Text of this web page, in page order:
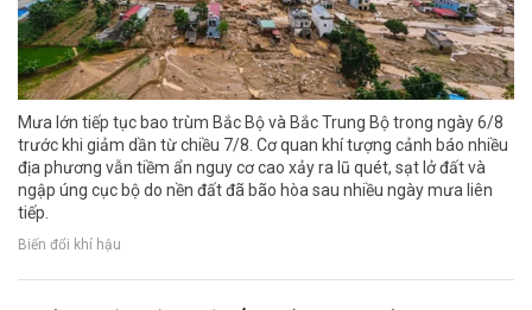
Mưa lớn tiếp tục bao trùm Bắc Bộ và Bắc Trung Bộ trong ngày 6/8
trước khi giảm dần từ chiều 7/8. Cơ quan khí tượng cảnh báo nhiều
địa phương vẫn tiềm ẩn nguy cơ cao xảy ra lũ quét, sạt lở đất và
ngập úng cục bộ do nền đất đã bão hòa sau nhiều ngày mưa liên
tiếp.
Biến đổi khí hậu